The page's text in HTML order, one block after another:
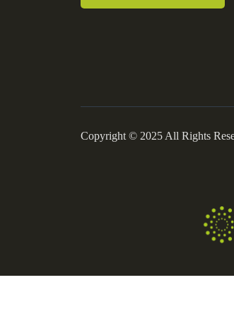
Copyright © 2025 All Rights